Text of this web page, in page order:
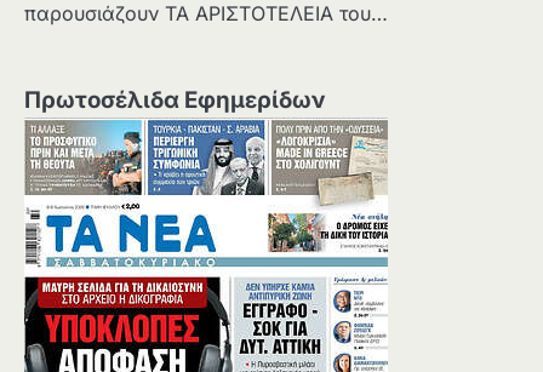
παρουσιάζουν ΤΑ ΑΡΙΣΤΟΤΕΛΕΙΑ του…
Πρωτοσέλιδα Εφημερίδων